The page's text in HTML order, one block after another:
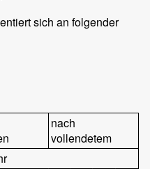
sich an folgender
nach
vollendetem